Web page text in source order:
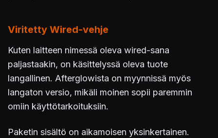
Viritetty Wired-vehje
Kuten laitteen nimessä oleva wired-sana
paljastaakin, on käsittelyssä oleva tuote
langallinen. Afterglowista on myynnissä myös
langaton versio, mikäli moinen sopii paremmin
omiin käyttötarkoituksiin.
Paketin sisältö on aikamoisen yksinkertainen.